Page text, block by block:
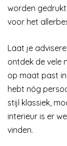
worden
voor het
Laat je
ontdek de vele
op maat past
hebt nóg
stijl klassiek,
interieur is er
vinden.